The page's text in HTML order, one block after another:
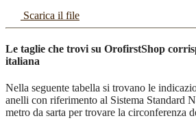
Scarica il file
Le taglie che trovi su OrofirstShop
italiana
Nella seguente tabella si trovano le
anelli con riferimento al Sistema Standard
metro da sarta per trovare la circonferenza